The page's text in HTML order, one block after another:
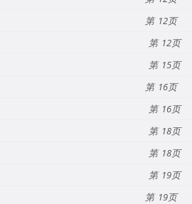
12
12
15
16
16
18
18
19
19